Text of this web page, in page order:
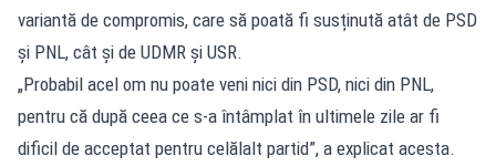
variantă de compromis, care să poată fi susținută atât de PSD
și PNL, cât și de UDMR și USR.
„Probabil acel om nu poate veni nici din PSD, nici din PNL,
pentru că după ceea ce s-a întâmplat în ultimele zile ar fi
dificil de acceptat pentru celălalt partid”, a explicat acesta.